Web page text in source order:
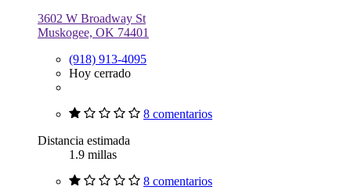
3602 W Broadway St
Muskogee, OK 74401
(918) 913-4095
Hoy cerrado
8 comentarios
Distancia estimada
1.9 millas
8 comentarios